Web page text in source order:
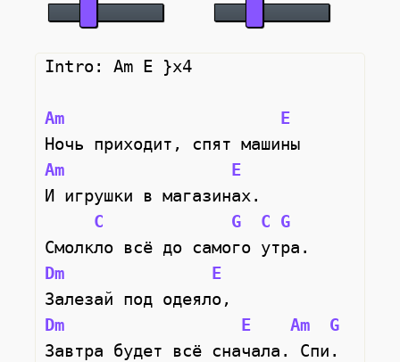
Intro: Am E }x4
Am
E
Ночь приходит, спят машины
Am
E
И игрушки в магазинах.
C
G C G
Смолкло всё до самого утра.
Dm
E
Залезай под одеяло,
Dm
E Am
G
Завтра будет всё сначала. Спи.